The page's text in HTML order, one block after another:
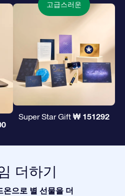
고급스러운
Super Star Gift ₩ 151292
더하기
온으로 별 선물을 더